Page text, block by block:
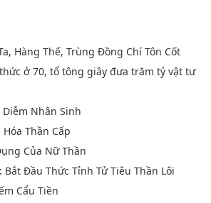
Hàng Thế, Trùng Đồng Chí Tôn Cốt
ở 70, tổ tông giây đưa trăm tỷ vật tư
Nhân Sinh
Thần Cấp
Của Nữ Thần
Bắt Đầu Thức Tỉnh Tử Tiêu Thần Lôi
Cẩu Tiền